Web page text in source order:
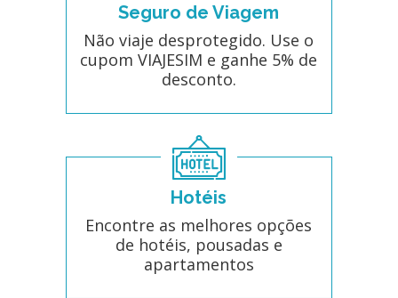
Seguro de Viagem
Não viaje desprotegido. Use o
cupom VIAJESIM e ganhe 5% de
desconto.
Hotéis
Encontre as melhores opções
de hotéis, pousadas e
apartamentos